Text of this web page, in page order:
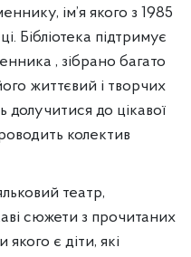
ім’я якого з 1985
Бібліотека підтримує
, зібрано багато
життєвий і творчих
до цікавої
колектив
театр,
сюжети з прочитаних
є діти, які